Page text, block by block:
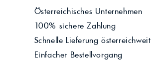
Österreichisches Unternehmen
100% sichere Zahlung
Schnelle Lieferung österreichweit
Einfacher Bestellvorgang